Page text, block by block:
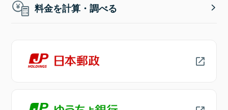
料金を計算・調べる